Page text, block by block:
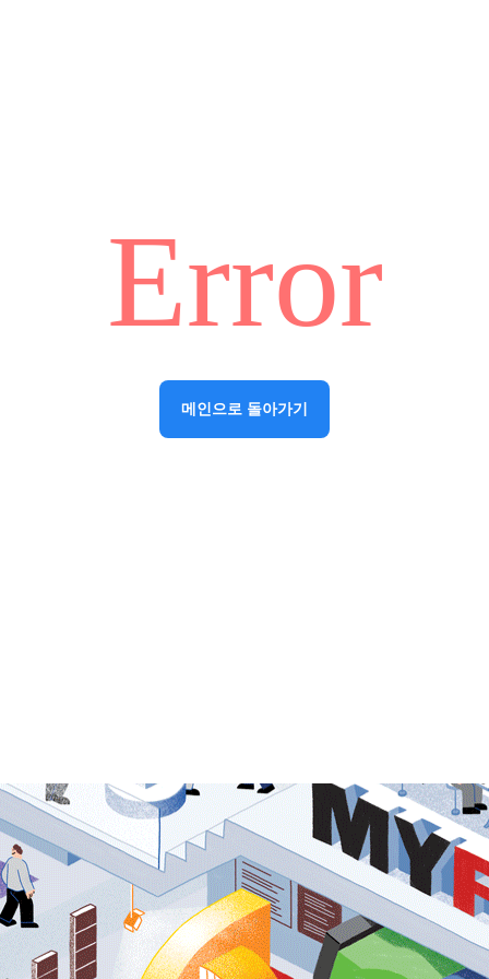
Error
메인으로 돌아가기